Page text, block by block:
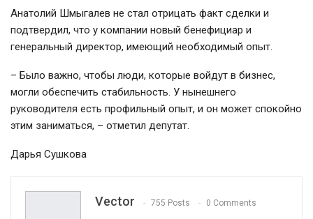
Анатолий Шмыгалев не стал отрицать факт сделки и
подтвердил, что у компании новый бенефициар и
генеральный директор, имеющий необходимый опыт.
– Было важно, чтобы люди, которые войдут в бизнес,
могли обеспечить стабильность. У нынешнего
руководителя есть профильный опыт, и он может спокойно
этим заниматься, – отметил депутат.
Дарья Сушкова
Vector 755 Posts 0 Comments